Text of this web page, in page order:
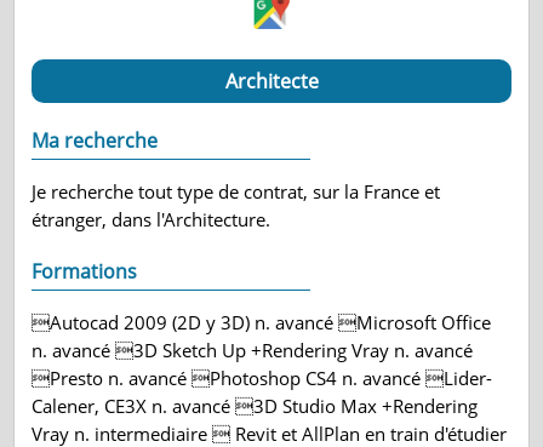
Architecte
Ma recherche
Je recherche tout type de contrat, sur la France et
étranger, dans l'Architecture.
Formations
Autocad 2009 (2D y 3D) n. avancé Microsoft Office
n. avancé 3D Sketch Up +Rendering Vray n. avancé
Presto n. avancé Photoshop CS4 n. avancé Lider-
Calener, CE3X n. avancé 3D Studio Max +Rendering
Vray n. intermediaire  Revit et AllPlan en train d'étudier